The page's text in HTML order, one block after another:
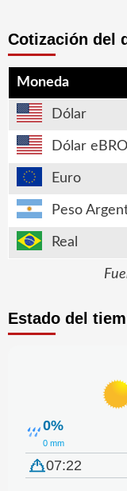
Cotización del
Moneda
Dólar
Dólar
Euro
Peso
Real
Estado del
0%
0 mm
07:22